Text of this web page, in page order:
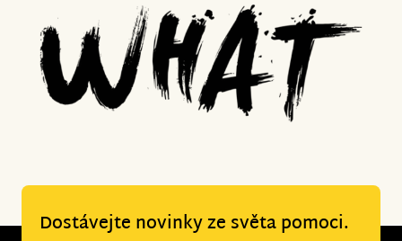
Dostávejte novinky ze světa pomoci.